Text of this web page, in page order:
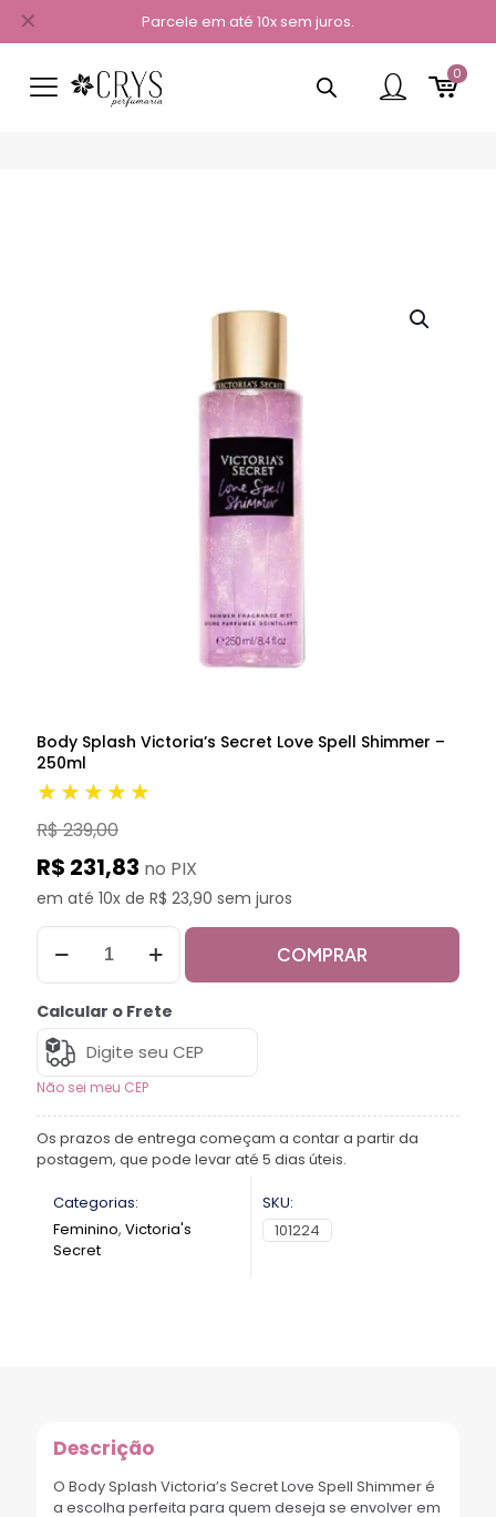
Parcele em até 10x sem juros.
✕
0
Body Splash Victoria’s Secret Love Spell Shimmer –
250ml
★★★★★
R$ 239,00
R$ 231,83 no PIX
em até 10x de R$ 23,90 sem juros
COMPRAR
Calcular o Frete
Não sei meu CEP
Os prazos de entrega começam a contar a partir da
postagem, que pode levar até 5 dias úteis.
Categorias:
Feminino, Victoria's
Secret
SKU:
101224
Descrição
O Body Splash Victoria’s Secret Love Spell Shimmer é
a escolha perfeita para quem deseja se envolver em